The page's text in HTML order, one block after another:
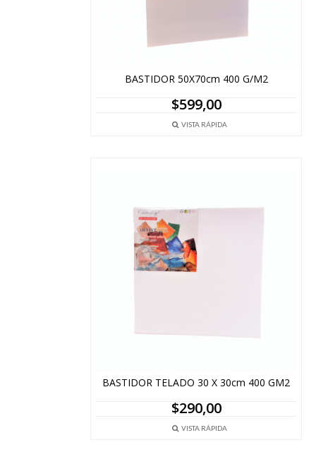
BASTIDOR 50X70cm 400 G/M2
$599,00
VISTA RÁPIDA
BASTIDOR TELADO 30 X 30cm 400 GM2
$290,00
VISTA RÁPIDA